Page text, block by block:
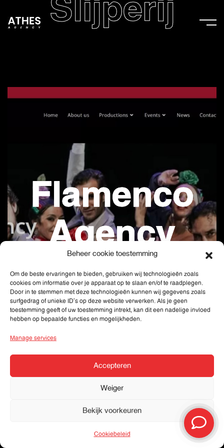
Beheer cookie toestemming
Om de beste ervaringen te bieden, gebruiken wij technologieën zoals
cookies om informatie over je apparaat op te slaan en/of te raadplegen.
Door in te stemmen met deze technologieën kunnen wij gegevens zoals
surfgedrag of unieke ID's op deze website verwerken. Als je geen
toestemming geeft of uw toestemming intrekt, kan dit een nadelige invloed
hebben op bepaalde functies en mogelijkheden.
Manage services
Accepteren
Weiger
Bekijk voorkeuren
Cookiebeleid
Slijperij
Flamenco
Agency
Field 'n